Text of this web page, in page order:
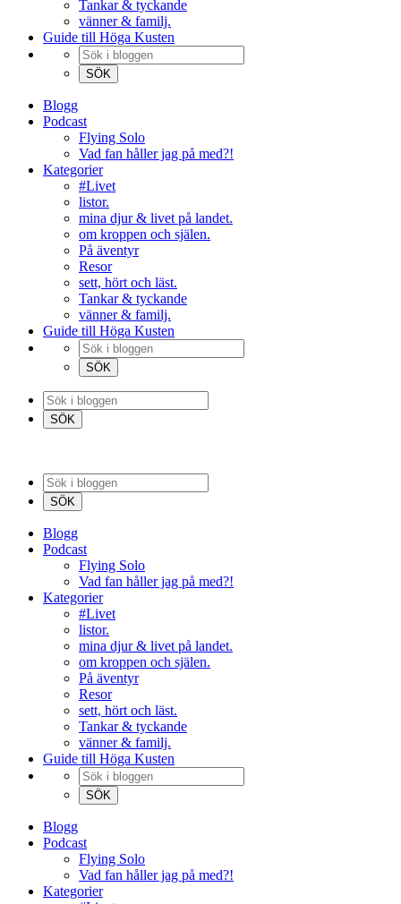
Tankar & tyckande
vänner & familj.
Guide till Höga Kusten
Blogg
Podcast
Flying Solo
Vad fan håller jag på med?!
Kategorier
#Livet
listor.
mina djur & livet på landet.
om kroppen och själen.
På äventyr
Resor
sett, hört och läst.
Tankar & tyckande
vänner & familj.
Guide till Höga Kusten
Blogg
Podcast
Flying Solo
Vad fan håller jag på med?!
Kategorier
#Livet
listor.
mina djur & livet på landet.
om kroppen och själen.
På äventyr
Resor
sett, hört och läst.
Tankar & tyckande
vänner & familj.
Guide till Höga Kusten
Blogg
Podcast
Flying Solo
Vad fan håller jag på med?!
Kategorier